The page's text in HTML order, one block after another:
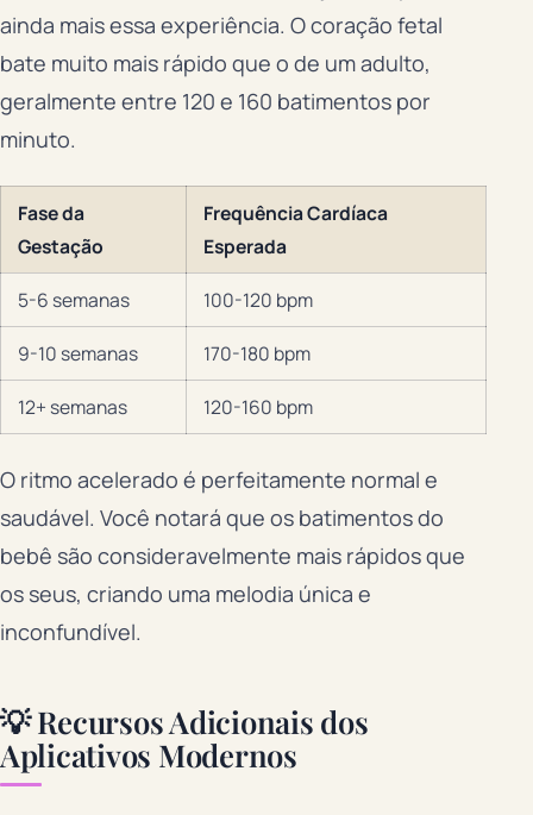
ainda mais essa experiência. O coração fetal
bate muito mais rápido que o de um adulto,
geralmente entre 120 e 160 batimentos por
minuto.
Fase da
Gestação
Frequência Cardíaca
Esperada
5-6 semanas 100-120 bpm
9-10 semanas 170-180 bpm
12+ semanas 120-160 bpm
O ritmo acelerado é perfeitamente normal e
saudável. Você notará que os batimentos do
bebê são consideravelmente mais rápidos que
os seus, criando uma melodia única e
inconfundível.
💡 Recursos Adicionais dos
Aplicativos Modernos